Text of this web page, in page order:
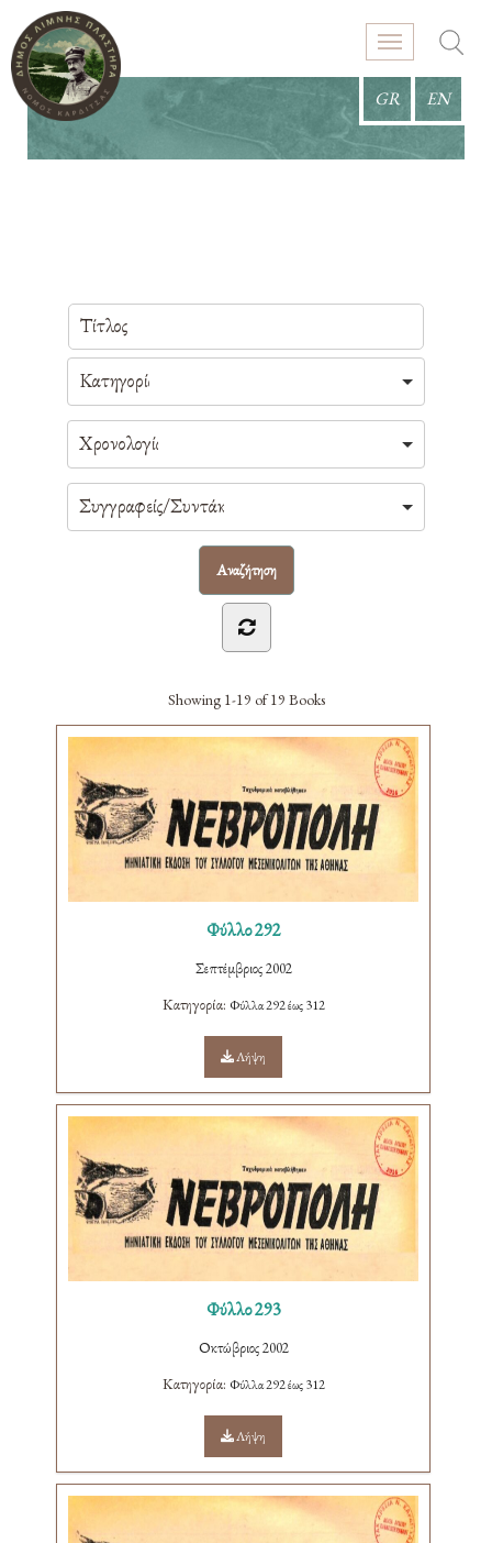
GR EN
Showing 1-19 of 19 Books
Φύλλο 292
Σεπτέμβριος 2002
Κατηγορία: Φύλλα 292 έως 312
Λήψη
Φύλλο 293
Οκτώβριος 2002
Κατηγορία: Φύλλα 292 έως 312
Λήψη